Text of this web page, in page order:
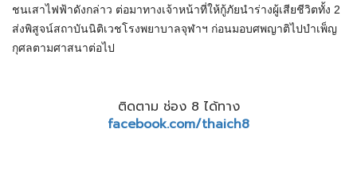
ชนเสาไฟฟ้าดังกล่าว ต่อมาทางเจ้าหน้าที่ให้กู้ภัยนำร่างผู้เสียชีวิตทั้ง 2
ส่งพิสูจน์สถาบันนิติเวชโรงพยาบาลจุฬาฯ ก่อนมอบศพญาติไปบำเพ็ญ
กุศลตามศาสนาต่อไป
ติดตาม ช่อง 8 ได้ทาง
facebook.com/thaich8